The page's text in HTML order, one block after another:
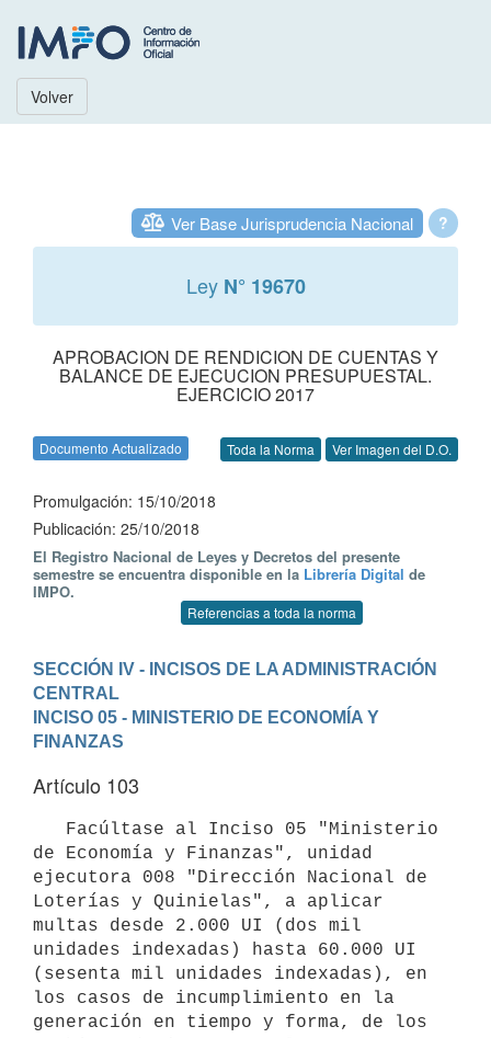
Volver
?
Ver Base Jurisprudencia Nacional
Ley N° 19670
APROBACION DE RENDICION DE CUENTAS Y
BALANCE DE EJECUCION PRESUPUESTAL.
EJERCICIO 2017
Documento Actualizado Toda la Norma Ver Imagen del D.O.
Promulgación: 15/10/2018
Publicación: 25/10/2018
El Registro Nacional de Leyes y Decretos del presente
semestre se encuentra disponible en la Librería Digital de
IMPO.
Referencias a toda la norma
SECCIÓN IV - INCISOS DE LA ADMINISTRACIÓN
CENTRAL
INCISO 05 - MINISTERIO DE ECONOMÍA Y
FINANZAS
Artículo 103
de Economía y Finanzas", unidad
ejecutora 008 "Dirección Nacional de
Loterías y Quinielas", a aplicar
multas desde 2.000 UI (dos mil
unidades indexadas) hasta 60.000 UI
(sesenta mil unidades indexadas), en
los casos de incumplimiento en la
generación en tiempo y forma, de los